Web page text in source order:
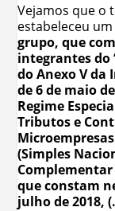
Vejamos que o
estabeleceu
grupo, que
integrantes do
do Anexo V da
de 6 de maio
Regime
Tributos e
(Simples
Complementar
que constam
julho de 2018,